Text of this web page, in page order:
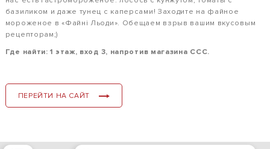
базиликом и даже тунец с каперсами! Заходите на файное
мороженое в «Файні Льоди». Обещаем взрыв вашим вкусовым
рецепторам;)
Где найти: 1 этаж, вход 3, напротив магазина CCC.
ПЕРЕЙТИ НА САЙТ